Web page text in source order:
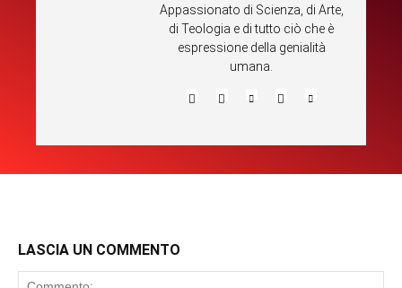
Appassionato di Scienza, di Arte,
di Teologia e di tutto ciò che è
espressione della genialità
umana.
LASCIA UN COMMENTO